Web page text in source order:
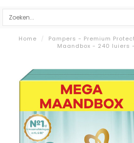
Home /
Pampers - Premium
Maandbox - 240 luiers